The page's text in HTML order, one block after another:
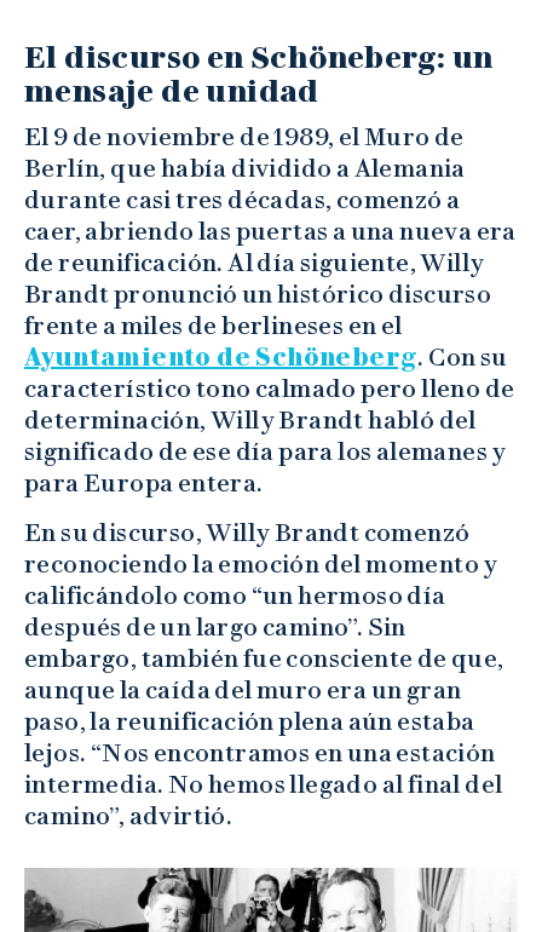
El discurso en Schöneberg: un
mensaje de unidad
El 9 de noviembre de 1989, el Muro de
Berlín, que había dividido a Alemania
durante casi tres décadas, comenzó a
caer, abriendo las puertas a una nueva era
de reunificación. Al día siguiente, Willy
Brandt pronunció un histórico discurso
frente a miles de berlineses en el
Ayuntamiento de Schöneberg. Con su
característico tono calmado pero lleno de
determinación, Willy Brandt habló del
significado de ese día para los alemanes y
para Europa entera.
En su discurso, Willy Brandt comenzó
reconociendo la emoción del momento y
calificándolo como “un hermoso día
después de un largo camino”. Sin
embargo, también fue consciente de que,
aunque la caída del muro era un gran
paso, la reunificación plena aún estaba
lejos. “Nos encontramos en una estación
intermedia. No hemos llegado al final del
camino”, advirtió.